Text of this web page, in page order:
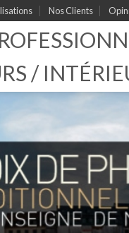
Nos Clients
/